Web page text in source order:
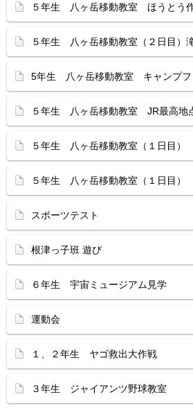
５年生 八ヶ岳移動教室 ほうとう
５年生 八ヶ岳移動教室（２日目）
5年生 八ヶ岳移動教室 キャンプフ
５年生 八ヶ岳移動教室 JR最高地
５年生 八ヶ岳移動教室（１日目）
５年生 八ヶ岳移動教室（１日目）
スポーツテスト
根津っ子班 遊び
６年生 宇宙ミュージアム見学
運動会
１、２年生 ヤゴ救出大作戦
３年生 ジャイアンツ野球教室